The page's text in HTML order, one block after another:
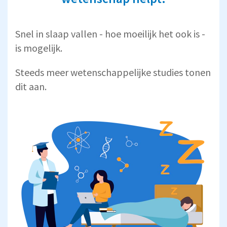
Snel in slaap vallen - hoe moeilijk het ook is -
is mogelijk.
Steeds meer wetenschappelijke studies tonen
dit aan.